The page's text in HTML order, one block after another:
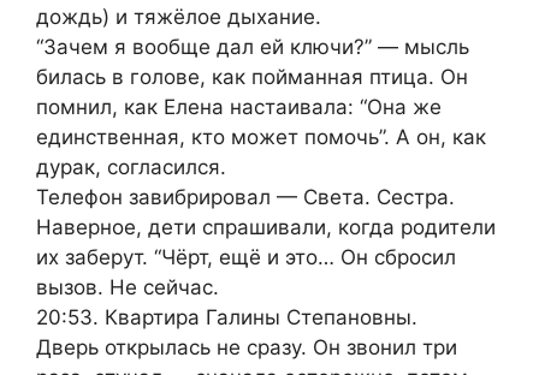
дождь) и тяжёлое дыхание.
“Зачем я вообще дал ей ключи?” — мысль
билась в голове, как пойманная птица. Он
помнил, как Елена настаивала: “Она же
единственная, кто может помочь”. А он, как
дурак, согласился.
Телефон завибрировал — Света. Сестра.
Наверное, дети спрашивали, когда родители
их заберут. “Чёрт, ещё и это… Он сбросил
вызов. Не сейчас.
20:53. Квартира Галины Степановны.
Дверь открылась не сразу. Он звонил три